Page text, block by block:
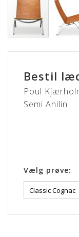
til
Bestil
Poul
Semi Anilin
Vælg prøve: